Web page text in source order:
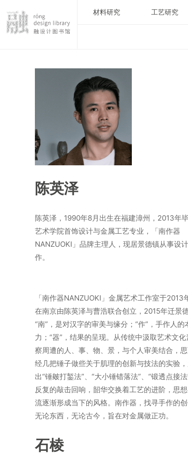
材料研究 工艺研究
陈英泽
陈英泽，1990年8月出生在福建漳州，2013年
艺术学院首饰设计与金属工艺专业，「南作器
NANZUOKI」品牌主理人，现居景德镇从事设
作。
「南作器NANZUOKI」金属艺术工作室于2013
在南京由陈英泽与曹浩联合创立，2015年迁景德
“南”，是对汉字的审美与缘分；“作”，手作人的
力；“器”，结果的呈现。从传统中汲取艺术文
察周遭的人、事、物、景，与个人审美结合，思
经几把锤子做些关于肌理的创新与技法的实验
出“锤皴打錾法”、“大小锤错落法”、“锻透点接法
反复的敲击回响，韶华交换着工艺的进阶，思
流逐渐形成当下的风格。南作器，找寻手作的创
无论东西，无论古今，旨在对金属做正功。
石棱